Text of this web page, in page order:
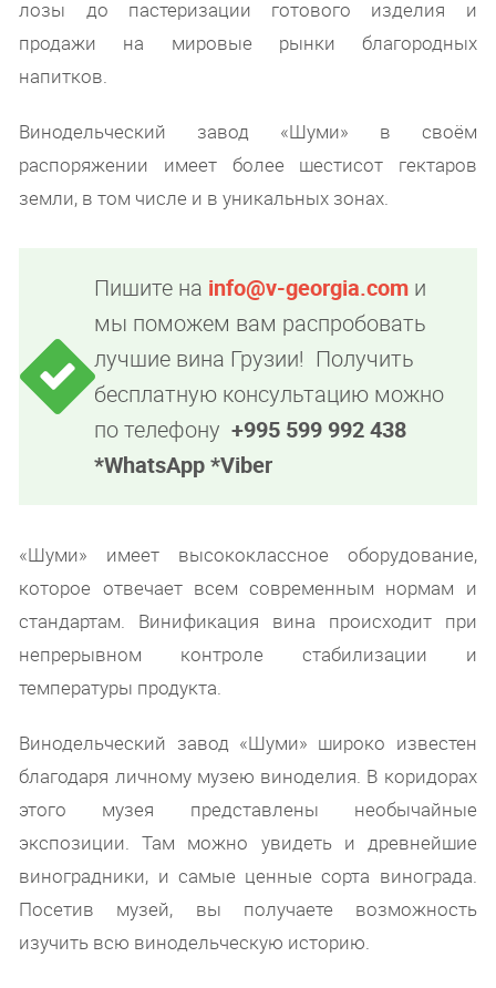
лозы до пастеризации готового изделия и
продажи на мировые рынки благородных
напитков.
Винодельческий завод «Шуми» в своём
распоряжении имеет более шестисот гектаров
земли, в том числе и в уникальных зонах.
Пишите на info@v-georgia.com и
мы поможем вам распробовать
лучшие вина Грузии! Получить
бесплатную консультацию можно
по телефону +995 599 992 438
*WhatsApp *Viber
«Шуми» имеет высококлассное оборудование,
которое отвечает всем современным нормам и
стандартам. Винификация вина происходит при
непрерывном контроле стабилизации и
температуры продукта.
Винодельческий завод «Шуми» широко известен
благодаря личному музею виноделия. В коридорах
этого музея представлены необычайные
экспозиции. Там можно увидеть и древнейшие
виноградники, и самые ценные сорта винограда.
Посетив музей, вы получаете возможность
изучить всю винодельческую историю.